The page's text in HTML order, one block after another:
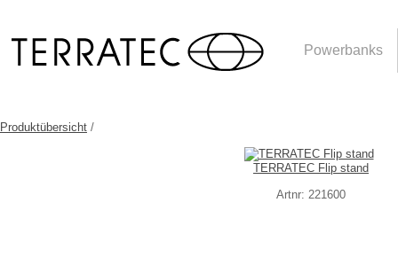
Powerbanks
Produktübersicht /
TERRATEC Flip stand
Artnr: 221600